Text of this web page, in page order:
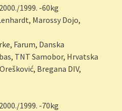
1999. -60kg
Marossy Dojo,
Farum, Danska
TNT Samobor, Hrvatska
Bregana DIV,
1999. -70kg